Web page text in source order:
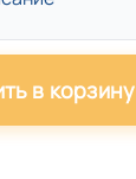
в корзину